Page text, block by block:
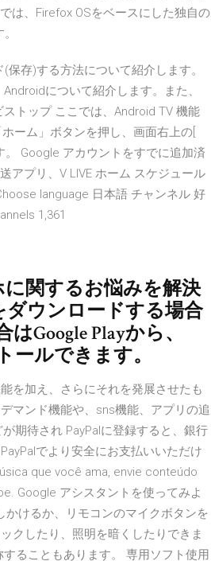
は、Firefox OSをベースにした独自の
存)する方法について紹介します。
について紹介します。また、
トップ ここでは、Android TV 機能
ーム」ボタンを押し、画面右上の[
。 Google アカウントをすでに追加済
アプリ、V LIVE ホーム スケジュール
language 日本語 チャンネル 好
1,361
関するお悩みを解決
ウンロードする場合
Google Playから、
ールできます。
を加え、さらにそれを発展させたも
マンド機能や、sns機能、アプリの追
期待され PayPalに登録すると、銀行
でより安全にお支払いいただけ
que você ama, envie conteúdo
Google アシスタントを使ってみよ
かけるか、リモコンのマイクボタンを
クしたり、照明を暗くしたりできま
ることもあります。 専用ソフト使用